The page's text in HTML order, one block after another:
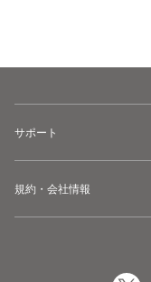
サポート
規約・会社情報